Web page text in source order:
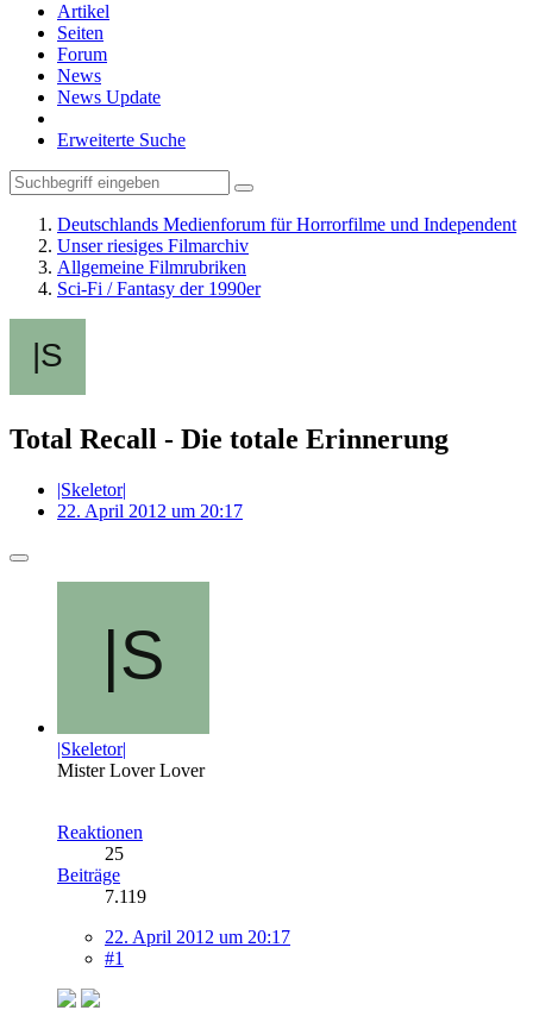
Artikel
Seiten
Forum
News
News Update
Erweiterte Suche
Deutschlands Medienforum für Horrorfilme und Independent
Unser riesiges Filmarchiv
Allgemeine Filmrubriken
Sci-Fi / Fantasy der 1990er
Total Recall - Die totale Erinnerung
|Skeletor|
22. April 2012 um 20:17
|Skeletor|
Mister Lover Lover
Reaktionen
25
Beiträge
7.119
22. April 2012 um 20:17
#1